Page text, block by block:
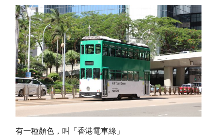
有一種顏色，叫「香港電車綠」